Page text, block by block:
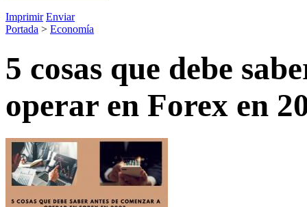
Imprimir Enviar
Portada > Economía
5 cosas que debe
operar en Forex en